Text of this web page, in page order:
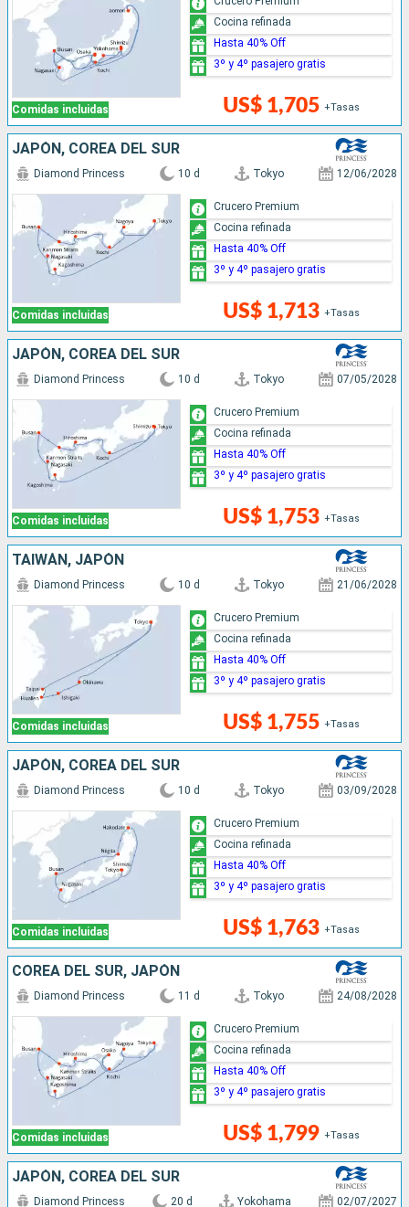
Comidas incluidas US$ 1,705 +Tasas
Cocina refinada
Hasta 40% Off
3º y 4º pasajero gratis
JAPÓN, COREA DEL SUR
Comidas incluidas
Diamond Princess 10 d Tokyo 12/06/2028
US$ 1,713 +Tasas
Crucero Premium
Cocina refinada
Hasta 40% Off
3º y 4º pasajero gratis
JAPÓN, COREA DEL SUR
Comidas incluidas
Diamond Princess 10 d Tokyo 07/05/2028
US$ 1,753 +Tasas
Crucero Premium
Cocina refinada
Hasta 40% Off
3º y 4º pasajero gratis
TAIWÁN, JAPÓN
Comidas incluidas
Diamond Princess 10 d Tokyo 21/06/2028
US$ 1,755 +Tasas
Crucero Premium
Cocina refinada
Hasta 40% Off
3º y 4º pasajero gratis
JAPÓN, COREA DEL SUR
Comidas incluidas
Diamond Princess 10 d Tokyo 03/09/2028
US$ 1,763 +Tasas
Crucero Premium
Cocina refinada
Hasta 40% Off
3º y 4º pasajero gratis
COREA DEL SUR, JAPÓN
Comidas incluidas
Diamond Princess 11 d Tokyo 24/08/2028
US$ 1,799 +Tasas
Crucero Premium
Cocina refinada
Hasta 40% Off
3º y 4º pasajero gratis
JAPÓN, COREA DEL SUR
Diamond Princess 20 d Yokohama 02/07/2027